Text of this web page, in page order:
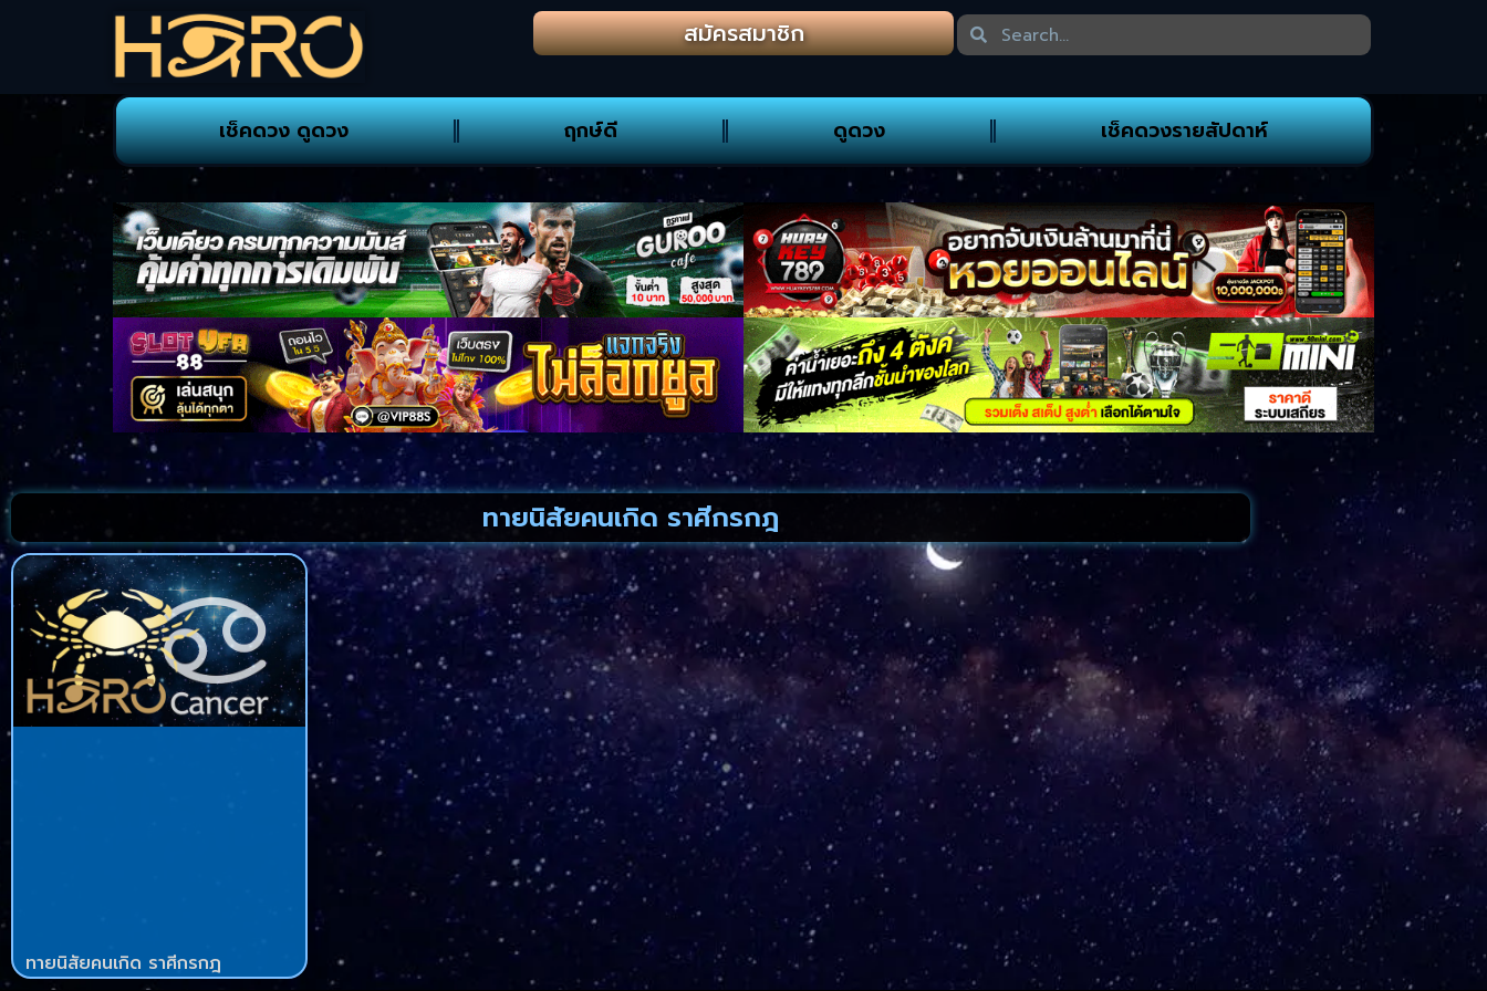
สมัครสมาชิก
เช็คดวง ดูดวง ฤกษ์ดี ดูดวง เช็คดวงรายสัปดาห์
ทายนิสัยคนเกิด ราศีกรกฎ
ทายนิสัยคนเกิด ราศีกรกฎ